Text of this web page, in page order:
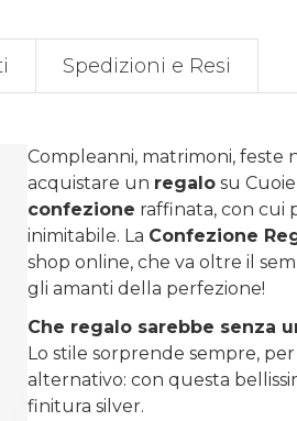
Spedizioni e Resi
Compleanni, matrimoni, feste
acquistare un regalo su
confezione raffinata, con cui
inimitabile. La Confezione
shop online, che va oltre il
gli amanti della perfezione!
Che regalo sarebbe senza
Lo stile sorprende sempre,
alternativo: con questa
finitura silver.